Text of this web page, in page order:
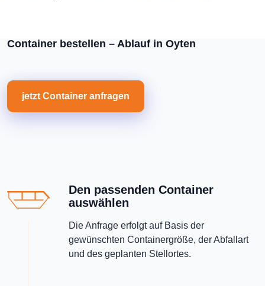
Container bestellen – Ablauf in Oyten
jetzt Container anfragen
Den passenden Container
auswählen
Die Anfrage erfolgt auf Basis der
gewünschten Containergröße, der Abfallart
und des geplanten Stellortes.